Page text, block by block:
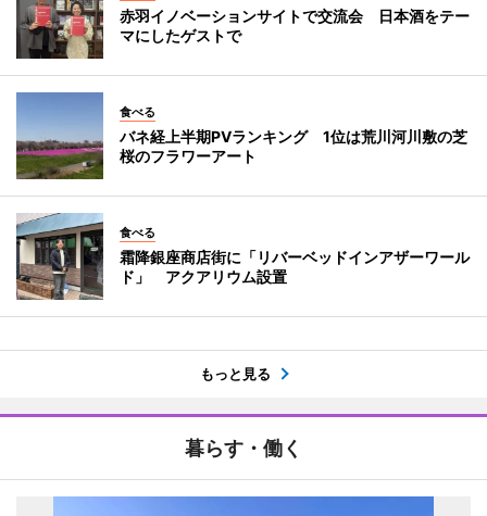
赤羽イノベーションサイトで交流会 日本酒をテー
マにしたゲストで
食べる
バネ経上半期PVランキング 1位は荒川河川敷の芝
桜のフラワーアート
食べる
霜降銀座商店街に「リバーベッドインアザーワール
ド」 アクアリウム設置
もっと見る
暮らす・働く